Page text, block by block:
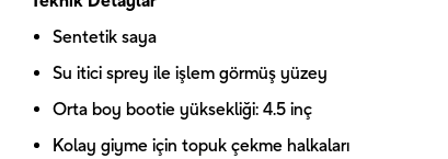
Sentetik saya
Su itici sprey ile işlem görmüş yüzey
Orta boy bootie yüksekliği: 4.5 inç
Kolay giyme için topuk çekme halkaları